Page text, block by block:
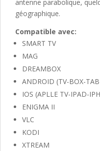
antenne parabolique,
géographique.
Compatible avec:
SMART TV
MAG
DREAMBOX
ANDROID (TV-BOX-
IOS (APLLE TV-IPAD-
ENIGMA II
VLC
KODI
XTREAM